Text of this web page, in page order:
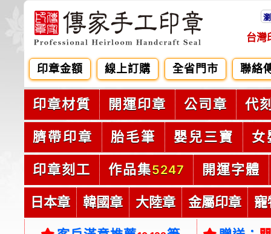
台灣
印章金額 線上訂購 全省門市 聯絡
印章材質 開運印章 公司章 代
臍帶印章 胎毛筆 嬰兒三寶 女
印章刻工 作品集5247 開運字體
日本章 韓國章 大陸章 金屬印章 寵